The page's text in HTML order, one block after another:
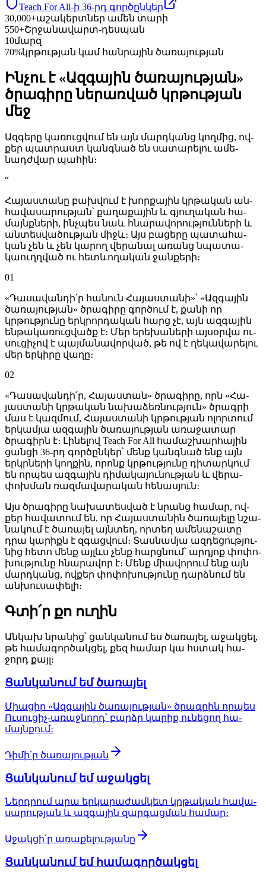
Teach For All-ի 36-րդ գոր­ծըն­կեր
30,000+աշակերտներ ամեն տարի
550+Շրջանավարտ-դեսպան
10մարզ
70%կրթության կամ հանրային ծառայության
Ին­չու է «Ազ­գա­յին ծա­ռա­յութ­յան»
ծրա­գի­րը նե­րառ­ված կրթութ­յան
մեջ
Ազ­գե­րը կա­ռուց­վում են այն մարդ­կանց կող­մից, ով­
քեր պատ­րաստ կանգ­նած են սա­տա­րե­լու ա­մե­
նադժ­վար պա­հին։
“
Հա­յաս­տա­նը բախ­վում է խոր­քա­յին կրթա­կան ան­
հա­վա­սա­րութ­յան՝ քա­ղա­քա­յին և գյու­ղա­կան հա­
մայնք­նե­րի, ինչ­պես նաև հնա­րա­վո­րութ­յուն­նե­րի և
ան­տես­վա­ծութ­յան միջև։ Այս բա­ցե­րը պա­տա­հա­
կան չեն և չեն կա­րող վե­րա­նալ ա­ռանց նպա­տա­
կաուղղ­ված ու հետև­ո­ղա­կան ջան­քե­րի։
01
«Դա­սա­վան­դի՛ր հա­նուն Հա­յաս­տա­նի»՝ «Ազ­գա­յին
ծա­ռա­յութ­յան» ծրա­գի­րը գոր­ծում է, քա­նի որ
կրթութ­յու­նը երկ­րոր­դա­կան հարց չէ, այն ազ­գա­յին
են­թա­կա­ռուց­վածք է։ Մեր ե­րե­խա­նե­րի այ­սօր­վա ու­
սու­ցի­չով է պայ­մա­նա­վոր­ված, թե ով է ղե­կա­վա­րե­լու
մեր եր­կի­րը վա­ղը։
02
«Դա­սա­վան­դի՛ր, Հա­յաս­տան» ծրա­գի­րը, որն «Հա­
յաս­տա­նի կրթա­կան նա­խա­ձեռ­նութ­յուն» ծրագ­րի
մաս է կազ­մում, Հա­յաս­տա­նի կրթութ­յան ո­լոր­տում
եր­կամ­յա ազ­գա­յին ծա­ռա­յութ­յան ա­ռա­ջա­տար
ծրա­գիրն է։ Լի­նե­լով Teach For All հա­մաշ­խար­հա­յին
ցան­ցի 36-րդ գոր­ծըն­կեր՝ մենք կանգ­նած ենք այն
երկր­նե­րի կող­քին, ո­րոնք կրթութ­յու­նը դի­տար­կում
են որ­պես ազ­գա­յին դի­մա­կա­յու­նութ­յան և վե­րա­
փոխ­ման ռազ­մա­վա­րա­կան հե­նաս­յուն։
Այս ծրա­գի­րը նա­խա­տես­ված է նրանց հա­մար, ով­
քեր հա­վա­տում են, որ Հա­յաս­տա­նին ծա­ռա­յե­լը նշա­
նա­կում է ծա­ռա­յել այն­տեղ, որ­տեղ ա­մե­նա­շա­տը
դրա կա­րիքն է զգաց­վում։ Տաս­նամ­յա ազ­դե­ցութ­յու­
նից հե­տո մենք այլևս չենք հարց­նում՝ արդ­յոք փո­փո­
խութ­յու­նը հնա­րա­վոր է։ Մենք միա­վո­րում ենք այն
մարդ­կանց, ով­քեր փո­փո­խութ­յու­նը դարձ­նում են
ան­խու­սա­փե­լի։
Գտի՛ր քո ու­ղին
Ան­կախ նրա­նից՝ ցան­կա­նում ես ծա­ռա­յել, ա­ջակ­ցել,
թե հա­մա­գոր­ծակ­ցել, քեզ հա­մար կա հստակ հա­
ջորդ քայլ։
Ցան­կա­նում եմ ծա­ռա­յել
Միա­ցիր «Ազ­գա­յին ծա­ռա­յութ­յան» ծրագ­րին որ­պես
Ու­սու­ցիչ-ա­ռաջ­նորդ՝ բարձր կա­րիք ու­նե­ցող հա­
մայն­քում։
Դի­մի՛ր ծա­ռա­յութ­յան
Ցան­կա­նում եմ ա­ջակ­ցել
Ներդ­րում արա եր­կա­րա­ժամ­կետ կրթա­կան հա­վա­
սա­րութ­յան և ազ­գա­յին զար­գաց­ման հա­մար։
Ա­ջակ­ցի՛ր ա­ռա­քե­լութ­յա­նը
Ցան­կա­նում եմ հա­մա­գոր­ծակ­ցել